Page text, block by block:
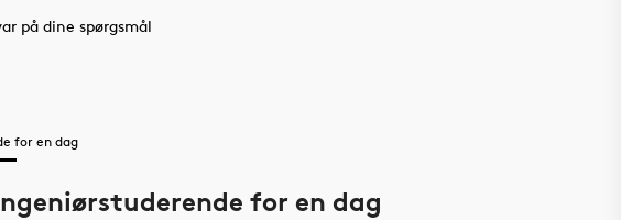
på dine spørgsmål
for en dag
for en dag